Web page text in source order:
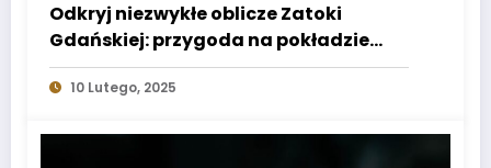
Odkryj niezwykłe oblicze Zatoki
Gdańskiej: przygoda na pokładzie
motorówki RIB
10 Lutego, 2025